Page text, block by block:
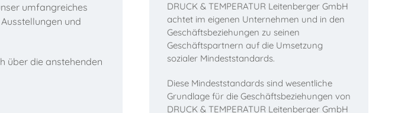
umfangreiches
und
über die anstehenden
DRUCK & TEMPERATUR Leitenberger GmbH
achtet im eigenen Unternehmen und in den
Geschäftsbeziehungen zu seinen
Geschäftspartnern auf die Umsetzung
sozialer Mindeststandards.
Diese Mindeststandards sind wesentliche
Grundlage für die Geschäftsbeziehungen von
DRUCK & TEMPERATUR Leitenberger GmbH